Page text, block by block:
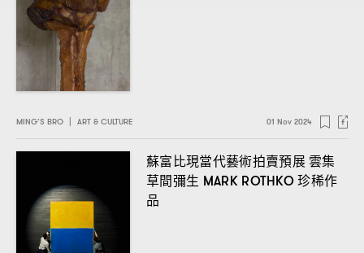
MING’S BRO | ART & CULTURE 01 Nov 2024
蘇富比現當代藝術拍賣預展雲集
草間彌生 MARK ROTHKO珍稀作
品